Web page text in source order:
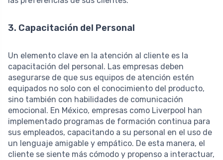
3. Capacitación del Personal
Un elemento clave en la atención al cliente es la
capacitación del personal. Las empresas deben
asegurarse de que sus equipos de atención estén
equipados no solo con el conocimiento del producto,
sino también con habilidades de comunicación
emocional. En México, empresas como Liverpool han
implementado programas de formación continua para
sus empleados, capacitando a su personal en el uso de
un lenguaje amigable y empático. De esta manera, el
cliente se siente más cómodo y propenso a interactuar,